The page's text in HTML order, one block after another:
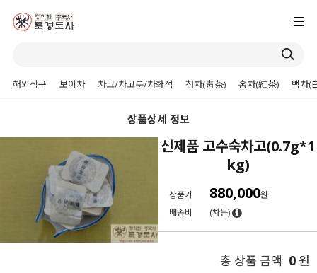
해외직구 보이차 차고/차고분/차화석 청차(靑茶) 홍차(紅茶) 백차(
상품상세 정보
신제품 고수숙차고(0.7g*1
kg)
상품가 880,000원
배송비
(차등)
총 상품 금액 0원